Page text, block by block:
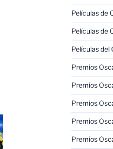
Películas de
Películas de
Películas del
Premios
Premios
Premios
Premios
Premios